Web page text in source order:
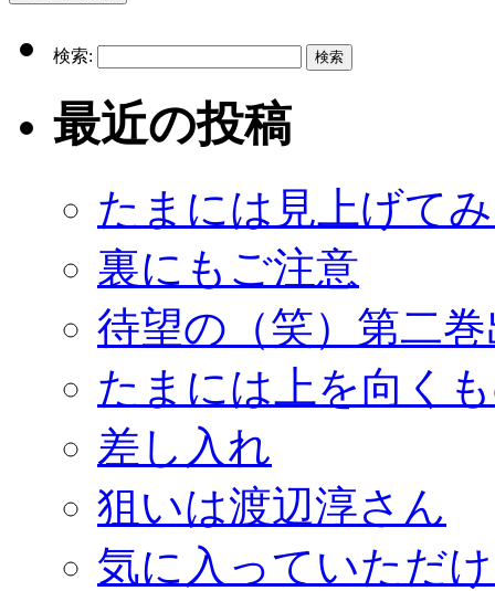
検索:
最近の投稿
たまには見上げて
裏にもご注意
待望の（笑）第二
たまには上を向く
差し入れ
狙いは渡辺淳さん
気に入っていただ